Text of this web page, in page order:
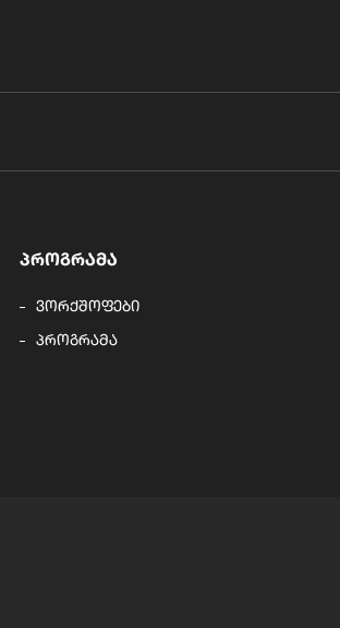
ᲞᲠᲝᲒᲠᲐᲛᲐ
ვორქშოფები
პროგრამა